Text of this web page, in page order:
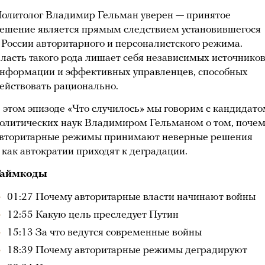
Владимир Гельман уверен — принятое
является прямым следствием установившегося
авторитарного и персоналистского режима.
такого рода лишает себя независимых источников
и эффективных управленцев, способных
рационально.
эпизоде «Что случилось» мы говорим с
наук Владимиром Гельманом о том,
режимы принимают неверные решения
автократии приходят к деградации.
01:27 Почему авторитарные власти начинают войны
12:55 Какую цель преследует Путин
15:13 За что ведутся современные войны
18:39 Почему авторитарные режимы деградируют